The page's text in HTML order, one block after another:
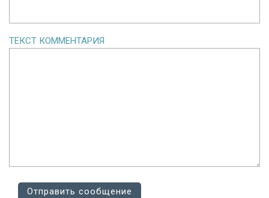
ТЕКСТ КОММЕНТАРИЯ